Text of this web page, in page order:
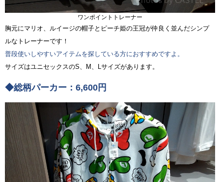
ワンポイントトレーナー
胸元にマリオ、ルイージの帽子とピーチ姫の王冠が仲良く並んだシンプ
ルなトレーナーです！
普段使いしやすいアイテムを探している方におすすめですよ。
サイズはユニセックスのS、M、Lサイズがあります。
◆総柄パーカー：6,600円